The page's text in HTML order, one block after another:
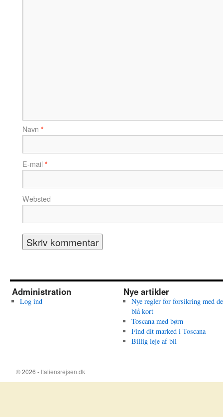
Navn *
E-mail *
Websted
Administration
Log ind
Nye artikler
Nye regler for forsikring med
blå kort
Toscana med børn
Find dit marked i Toscana
Billig leje af bil
© 2026 - Italiensrejsen.dk